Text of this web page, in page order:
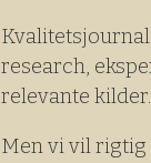
research,
relevante kilder.
Men vi vil